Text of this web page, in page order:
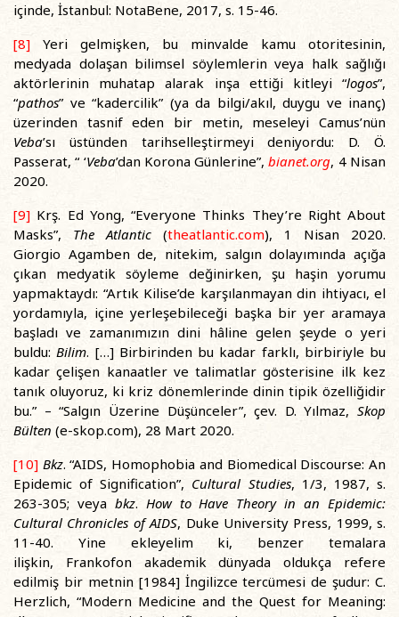
içinde, İstanbul: NotaBene, 2017, s. 15-46.
[8] Yeri gelmişken, bu minvalde kamu otoritesinin,
medyada dolaşan bilimsel söylemlerin veya halk sağlığı
aktörlerinin muhatap alarak inşa ettiği kitleyi “logos”,
“pathos” ve “kadercilik” (ya da bilgi/akıl, duygu ve inanç)
üzerinden tasnif eden bir metin, meseleyi Camus’nün
Veba’sı üstünden tarihselleştirmeyi deniyordu: D. Ö.
Passerat, “ ‘Veba’dan Korona Günlerine”,bianet.org, 4 Nisan
2020.
[9] Krş. Ed Yong, “Everyone Thinks They’re Right About
Masks”, The Atlantic (theatlantic.com), 1 Nisan 2020.
Giorgio Agamben de, nitekim, salgın dolayımında açığa
çıkan medyatik söyleme değinirken, şu haşin yorumu
yapmaktaydı: “Artık Kilise’de karşılanmayan din ihtiyacı, el
yordamıyla, içine yerleşebileceği başka bir yer aramaya
başladı ve zamanımızın dini hâline gelen şeyde o yeri
buldu:Bilim. […] Birbirinden bu kadar farklı, birbiriyle bu
kadar çelişen kanaatler ve talimatlar gösterisine ilk kez
tanık oluyoruz, ki kriz dönemlerinde dinin tipik özelliğidir
bu.” – “Salgın Üzerine Düşünceler”, çev. D. Yılmaz, Skop
Bülten (e-skop.com), 28 Mart 2020.
[10] Bkz. “AIDS, Homophobia and Biomedical Discourse: An
Epidemic of Signification”, Cultural Studies, 1/3, 1987, s.
263-305; veya bkz. How to Have Theory in an Epidemic:
Cultural Chronicles of AIDS, Duke University Press, 1999, s.
11-40. Yine ekleyelim ki, benzer temalara
ilişkin, Frankofon akademik dünyada oldukça refere
edilmiş bir metnin [1984] İngilizce tercümesi de şudur: C.
Herzlich, “Modern Medicine and the Quest for Meaning: